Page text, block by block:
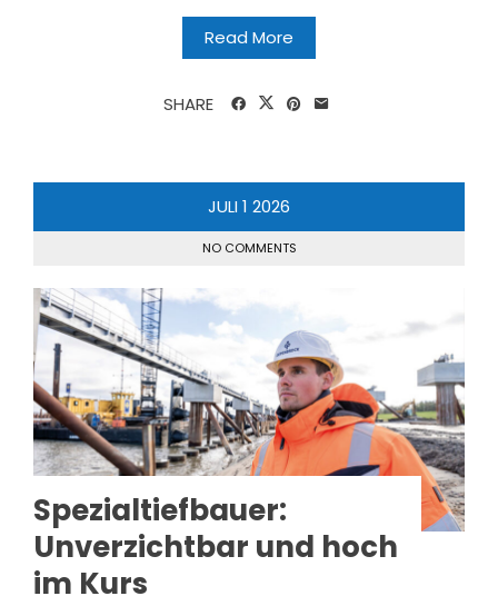
Read More
SHARE
JULI1 2026
NO COMMENTS
Spezialtiefbauer:
Unverzichtbar und hoch
im Kurs